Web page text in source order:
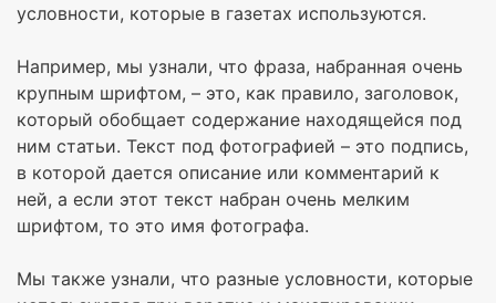
условности, которые в газетах используются.
Например, мы узнали, что фраза, набранная очень
крупным шрифтом, – это, как правило, заголовок,
который обобщает содержание находящейся под
ним статьи. Текст под фотографией – это подпись,
в которой дается описание или комментарий к
ней, а если этот текст набран очень мелким
шрифтом, то это имя фотографа.
Мы также узнали, что разные условности, которые